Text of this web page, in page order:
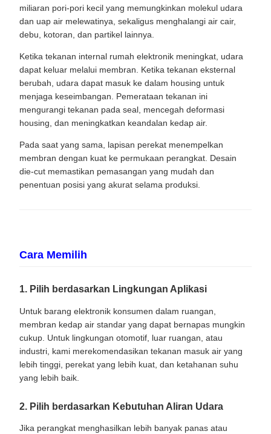
miliaran pori-pori kecil yang memungkinkan molekul udara
dan uap air melewatinya, sekaligus menghalangi air cair,
debu, kotoran, dan partikel lainnya.
Ketika tekanan internal rumah elektronik meningkat, udara
dapat keluar melalui membran. Ketika tekanan eksternal
berubah, udara dapat masuk ke dalam housing untuk
menjaga keseimbangan. Pemerataan tekanan ini
mengurangi tekanan pada seal, mencegah deformasi
housing, dan meningkatkan keandalan kedap air.
Pada saat yang sama, lapisan perekat menempelkan
membran dengan kuat ke permukaan perangkat. Desain
die-cut memastikan pemasangan yang mudah dan
penentuan posisi yang akurat selama produksi.
Cara Memilih
1. Pilih berdasarkan Lingkungan Aplikasi
Untuk barang elektronik konsumen dalam ruangan,
membran kedap air standar yang dapat bernapas mungkin
cukup. Untuk lingkungan otomotif, luar ruangan, atau
industri, kami merekomendasikan tekanan masuk air yang
lebih tinggi, perekat yang lebih kuat, dan ketahanan suhu
yang lebih baik.
2. Pilih berdasarkan Kebutuhan Aliran Udara
Jika perangkat menghasilkan lebih banyak panas atau